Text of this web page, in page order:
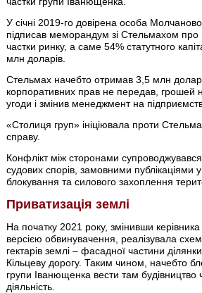
У січні 2019-го довірена особа
підписав меморандум зі Стельмахом про
частки ринку, а саме 54% статутного
млн доларів.
Стельмах начебто отримав 3,5 млн
корпоративних прав не передав, грошей
угоди і змінив менеджмент на
«Столиця груп» ініціювала проти
справу.
Конфлікт між сторонами супроводжувався
судових спорів, замовними публікаціями
блокування та силового захоплення
Приватизація землі
На початку 2021 року, змінивши
версією обвинувачення, реалізувала
гектарів землі – фасадної частини
Кільцеву дорогу. Таким чином, начебто
групи Іванющенка вести там будівництво
діяльність.